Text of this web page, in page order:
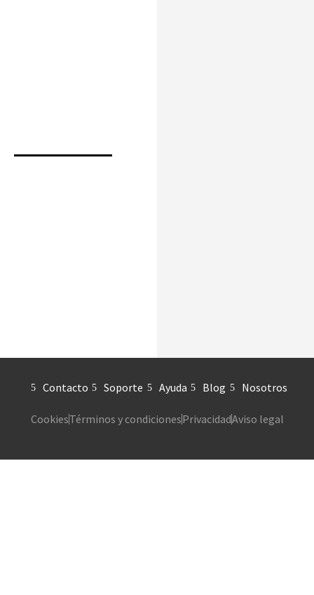
Contacto Soporte Ayuda Blog Nosotros
CookiesTérminos y condicionesPrivacidadAviso legal